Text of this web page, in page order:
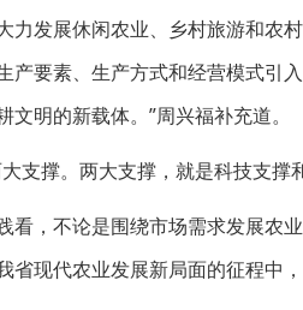
力发展休闲农业、乡村旅游和农
产要素、生产方式和经营模式引
明的新载体。”周兴福补充道。
支撑。两大支撑，就是科技支撑
看，不论是围绕市场需求发展农
省现代农业发展新局面的征程中